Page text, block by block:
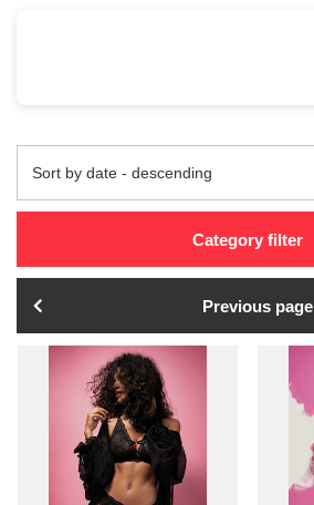
Change sorting
Sort by date - descending
Category filter
Previous page